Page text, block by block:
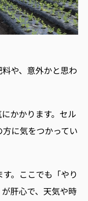
や、意外かと思わ
かかります。セル
に気をつかってい
。ここでも「やり
肝心で、天気や時